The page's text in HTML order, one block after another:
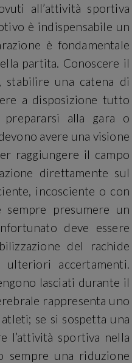
all’attività sportiva
è indispensabile un
è fondamentale
partita. Conoscere il
una catena di
a disposizione tutto
prepararsi alla gara o
avere una visione
raggiungere il campo
direttamente sul
incosciente o con
presumere un
deve essere
del rachide
accertamenti.
lasciati durante il
rappresenta uno
se si sospetta una
l’attività sportiva nella
sempre una riduzione